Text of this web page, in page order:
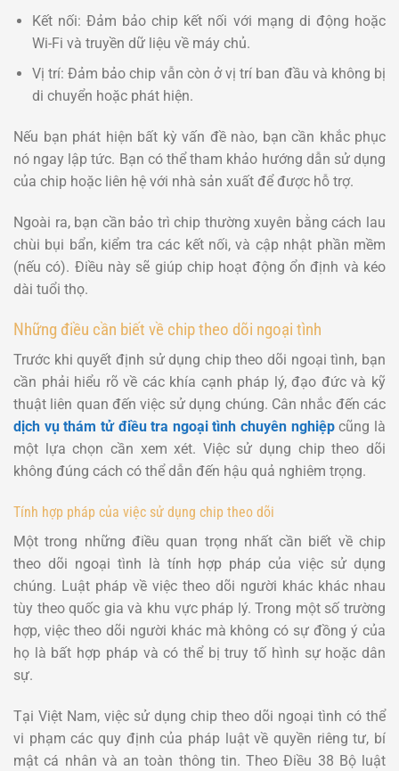
Kết nối: Đảm bảo chip kết nối với mạng di động hoặc
Wi-Fi và truyền dữ liệu về máy chủ.
Vị trí: Đảm bảo chip vẫn còn ở vị trí ban đầu và không bị
di chuyển hoặc phát hiện.
Nếu bạn phát hiện bất kỳ vấn đề nào, bạn cần khắc phục
nó ngay lập tức. Bạn có thể tham khảo hướng dẫn sử dụng
của chip hoặc liên hệ với nhà sản xuất để được hỗ trợ.
Ngoài ra, bạn cần bảo trì chip thường xuyên bằng cách lau
chùi bụi bẩn, kiểm tra các kết nối, và cập nhật phần mềm
(nếu có). Điều này sẽ giúp chip hoạt động ổn định và kéo
dài tuổi thọ.
Những điều cần biết về chip theo dõi ngoại tình
Trước khi quyết định sử dụng chip theo dõi ngoại tình, bạn
cần phải hiểu rõ về các khía cạnh pháp lý, đạo đức và kỹ
thuật liên quan đến việc sử dụng chúng. Cân nhắc đến các
dịch vụ thám tử điều tra ngoại tình chuyên nghiệpcũng là
một lựa chọn cần xem xét. Việc sử dụng chip theo dõi
không đúng cách có thể dẫn đến hậu quả nghiêm trọng.
Tính hợp pháp của việc sử dụng chip theo dõi
Một trong những điều quan trọng nhất cần biết về chip
theo dõi ngoại tình là tính hợp pháp của việc sử dụng
chúng. Luật pháp về việc theo dõi người khác khác nhau
tùy theo quốc gia và khu vực pháp lý. Trong một số trường
hợp, việc theo dõi người khác mà không có sự đồng ý của
họ là bất hợp pháp và có thể bị truy tố hình sự hoặc dân
sự.
Tại Việt Nam, việc sử dụng chip theo dõi ngoại tình có thể
vi phạm các quy định của pháp luật về quyền riêng tư, bí
mật cá nhân và an toàn thông tin. Theo Điều 38 Bộ luật